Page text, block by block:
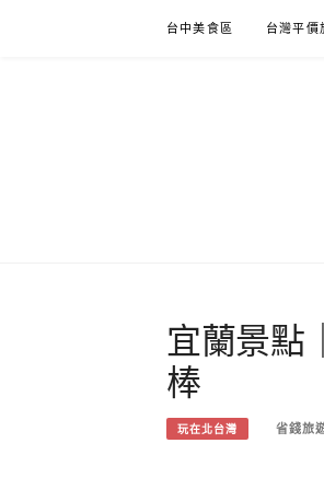
台中美食區 台灣平價
宜蘭景點
棒
玩在北台灣 省錢旅